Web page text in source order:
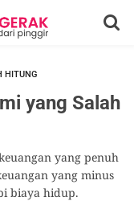
HITUNG
yang Salah
yang penuh
yang minus
biaya hidup.